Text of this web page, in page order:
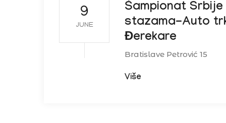
9
JUNE
Šampionat
stazama-Auto
Đerekare
Bratislave Petrović 15
Više